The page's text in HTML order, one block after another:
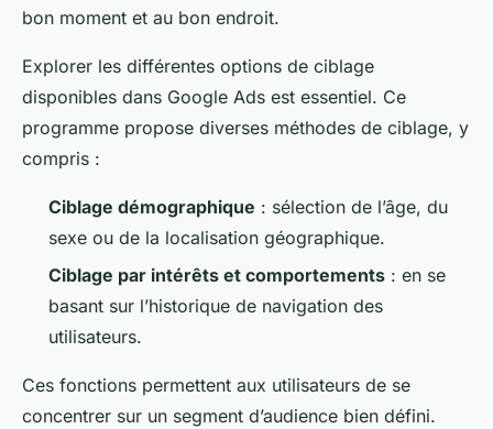
bon moment et au bon endroit.
Explorer les différentes options de ciblage
disponibles dans Google Ads est essentiel. Ce
programme propose diverses méthodes de ciblage, y
compris :
Ciblage démographique : sélection de l’âge, du
sexe ou de la localisation géographique.
Ciblage par intérêts et comportements : en se
basant sur l’historique de navigation des
utilisateurs.
Ces fonctions permettent aux utilisateurs de se
concentrer sur un segment d’audience bien défini.